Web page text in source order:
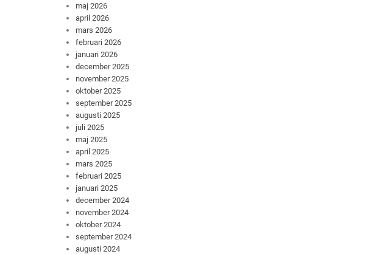
maj 2026
april 2026
mars 2026
februari 2026
januari 2026
december 2025
november 2025
oktober 2025
september 2025
augusti 2025
juli 2025
maj 2025
april 2025
mars 2025
februari 2025
januari 2025
december 2024
november 2024
oktober 2024
september 2024
augusti 2024